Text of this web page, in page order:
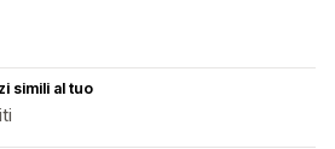
simili al tuo